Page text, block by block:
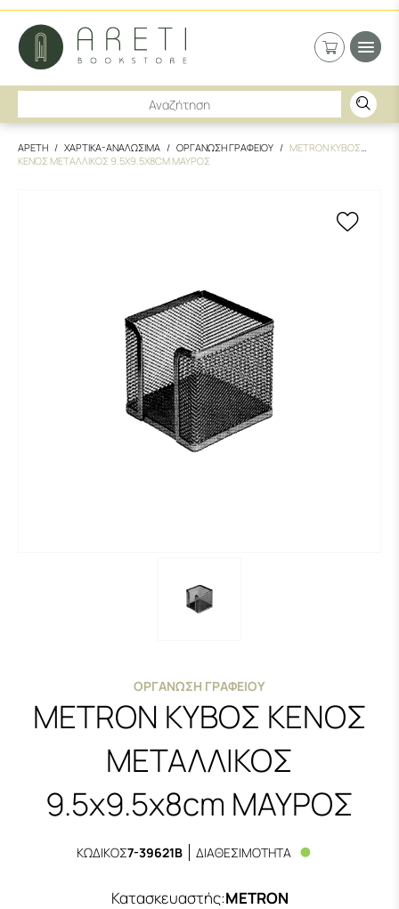
ΑΡΕΤΗ ΧΑΡΤΙΚΑ-ΑΝΑΛΩΣΙΜΑ ΟΡΓΑΝΩΣΗ ΓΡΑΦΕΙΟΥ
METRON ΚΥΒΟΣ
ΚΕΝΟΣ ΜΕΤΑΛΛΙΚΟΣ 9.5X9.5X8CM ΜΑΥΡΟΣ
ΟΡΓΆΝΩΣΗ ΓΡΑΦΕΊΟΥ
METRON ΚΥΒΟΣ ΚΕΝΟΣ
ΜΕΤΑΛΛΙΚΟΣ
9.5x9.5x8cm ΜΑΥΡΟΣ
ΚΩΔΙΚΟΣ7-39621B ΔΙΑΘΕΣΙΜΟΤΗΤΑ
Κατασκευαστής:METRON